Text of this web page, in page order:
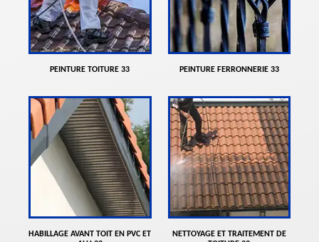
PEINTURE TOITURE 33 PEINTURE FERRONNERIE 33
HABILLAGE AVANT TOIT EN PVC ET
NETTOYAGE ET TRAITEMENT DE